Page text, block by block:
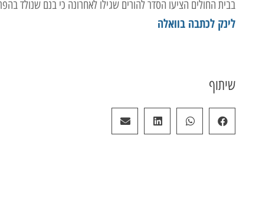
בבית החולים הציעו הסדר להורים שגילו לאחרונה כי בנם שנולד
לינק לכתבה בוואלה
שיתוף